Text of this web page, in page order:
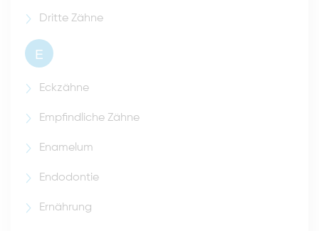
Dritte Zähne
E
Eckzähne
Empfindliche Zähne
Enamelum
Endodontie
Ernährung